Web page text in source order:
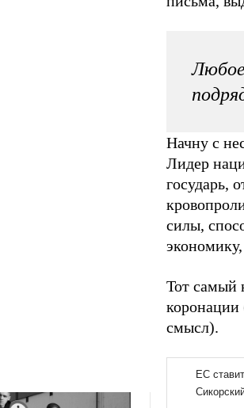
Начну с
Лидер
государь,
силы,
Тот самый
коронации
смысл).